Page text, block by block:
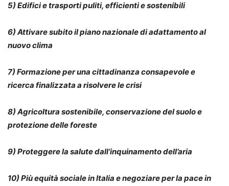
5) Edifici e trasporti puliti, efficienti e sostenibili
6) Attivare subito il piano nazionale di adattamento al
nuovo clima
7) Formazione per una cittadinanza consapevole e
ricerca finalizzata a risolvere le crisi
8) Agricoltura sostenibile, conservazione del suolo e
protezione delle foreste
9) Proteggere la salute dall’inquinamento dell’aria
10) Più equità sociale in Italia e negoziare per la pace in